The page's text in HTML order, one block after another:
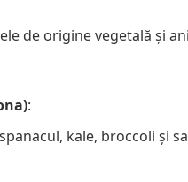
de origine vegetală și
:
kale, broccoli și